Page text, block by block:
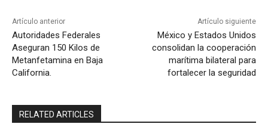
Artículo anterior
Autoridades Federales
Aseguran 150 Kilos de
Metanfetamina en Baja
California.
Artículo siguiente
México y Estados Unidos
consolidan la cooperación
marítima bilateral para
fortalecer la seguridad
RELATED ARTICLES